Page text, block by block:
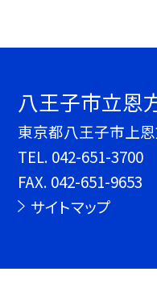
八王子市立恩
東京都八王子市上
TEL. 042-651-3700
FAX. 042-651-9653
サイトマップ